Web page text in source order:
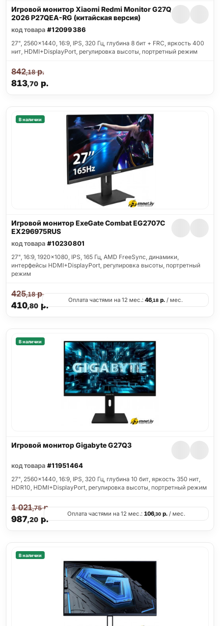
Игровой монитор Xiaomi Redmi Monitor G27Q
2026 P27QEA-RG (китайская версия)
код товара #12099386
27", 2560x1440, 16:9, IPS, 320 Гц, глубина 8 бит + FRC, яркость 400
нит, HDMI+DisplayPort, регулировка высоты, портретный режим
813,70р.
842,18р.
В наличии
Игровой монитор ExeGate Combat EG2707C
EX296975RUS
код товара #10230801
27", 16:9, 1920x1080, IPS, 165 Гц, AMD FreeSync, динамики,
интерфейсы HDMI+DisplayPort, регулировка высоты, портретный
режим
410,80р.
425,18р.
Оплата частями на 12 мес.: 46,18 р. / мес.
В наличии
Игровой монитор Gigabyte G27Q3
код товара #11951464
27", 2560x1440, 16:9, IPS, 320 Гц, глубина 10 бит, яркость 350 нит,
HDR10, HDMI+DisplayPort, регулировка высоты, портретный режим
987,20р.
1 021,75р.
Оплата частями на 12 мес.: 106,30 р. / мес.
В наличии